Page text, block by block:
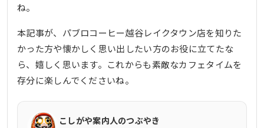
ね。
本記事が、パブロコーヒー越谷レイクタウン店を知りた
かった方や懐かしく思い出したい方のお役に立てたな
ら、嬉しく思います。これからも素敵なカフェタイムを
存分に楽しんでくださいね。
こしがや案内人のつぶやき